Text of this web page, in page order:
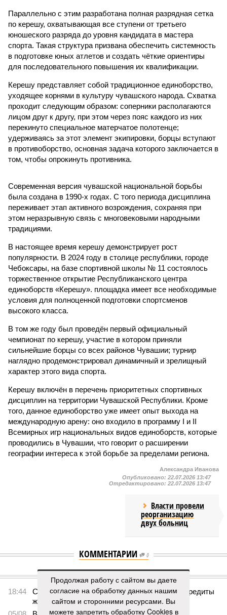
Параллельно с этим разработана полная разрядная сетка
по керешу, охватывающая все ступени от третьего
юношеского разряда до уровня кандидата в мастера
спорта. Такая структура призвана обеспечить системность
в подготовке юных атлетов и создать чёткие ориентиры
для последовательного повышения их квалификации.
Керешу представляет собой традиционное единоборство,
уходящее корнями в культуру чувашского народа. Схватка
проходит следующим образом: соперники располагаются
лицом друг к другу, при этом через пояс каждого из них
перекинуто специальное матерчатое полотенце;
удерживаясь за этот элемент экипировки, борцы вступают
в противоборство, основная задача которого заключается в
том, чтобы опрокинуть противника.
Современная версия чувашской национальной борьбы
была создана в 1990-х годах. С того периода дисциплина
переживает этап активного возрождения, сохраняя при
этом неразрывную связь с многовековыми народными
традициями.
В настоящее время керешу демонстрирует рост
популярности. В 2024 году в столице республики, городе
Чебоксары, на базе спортивной школы № 11 состоялось
торжественное открытие Республиканского центра
единоборств «Керешу». площадка имеет все необходимые
условия для полноценной подготовки спортсменов
высокого класса.
В том же году был проведён первый официальный
чемпионат по керешу, участие в котором приняли
сильнейшие борцы со всех районов Чувашии; турнир
наглядно продемонстрировал динамичный и зрелищный
характер этого вида спорта.
Керешу включён в перечень приоритетных спортивных
дисциплин на территории Чувашской Республики. Кроме
того, данное единоборство уже имеет опыт выхода на
международную арену: оно входило в программу I и II
Всемирных игр национальных видов единоборств, которые
проводились в Чувашии, что говорит о расширении
географии интереса к этой борьбе за пределами региона.
Александра Иванова
Опубликовано: 22.07.2026 13:47
Отредактировано: 22.07.2026 13:47
Власти провели
реорганизацию
двух больниц
КОММЕНТАРИИ 0
ПОСЛЕДНИЕ НОВОСТИ
18:44
Суд аннулировал ошибочно оформленные кредиты
жителя Чебоксар
Продолжая работу с сайтом вы даете
согласие на обработку данных нашим
сайтом и сторонними ресурсами. Вы
можете запретить обработку Cookies в